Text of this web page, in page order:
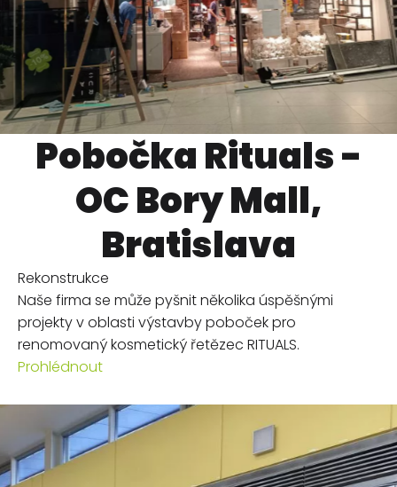
Pobočka Rituals -
OC Bory Mall,
Bratislava
Rekonstrukce
Naše firma se může pyšnit několika úspěšnými
projekty v oblasti výstavby poboček pro
renomovaný kosmetický řetězec RITUALS.
Prohlédnout